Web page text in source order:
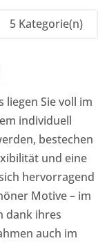
5 Kategorie(n)
Sie voll im
individuell
bestechen
und eine
hervorragend
Motive – im
dank ihres
auch im